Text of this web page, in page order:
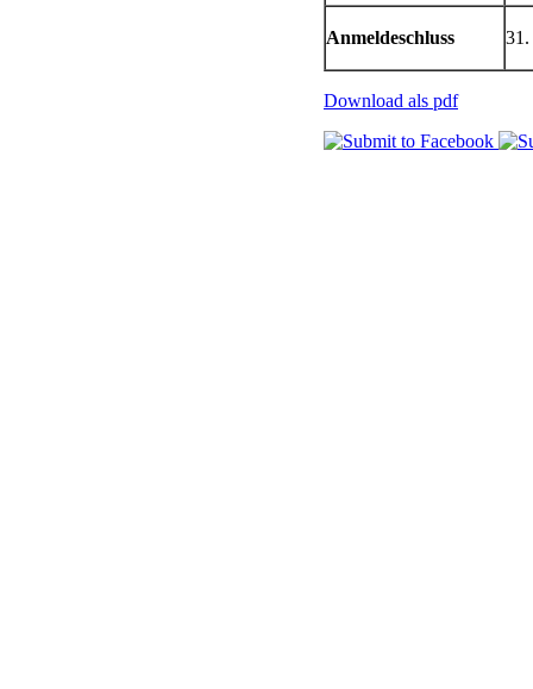
Anmeldeschluss 31.
Download als pdf